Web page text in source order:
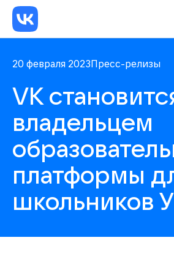
20 февраля 2023 Пресс-релизы
VK
владельцем
платформы
школьников